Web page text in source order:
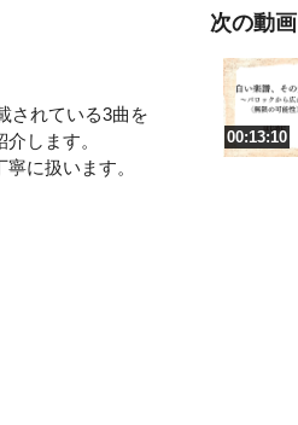
されている3曲を
します。
に扱います。
次の動画
00:13:10